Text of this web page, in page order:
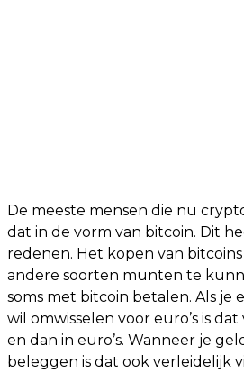
De meeste mensen die nu
dat in de vorm van bitcoin. Dit
redenen. Het kopen van
andere soorten munten te
soms met bitcoin betalen. Als je
wil omwisselen voor euro’s is
en dan in euro’s. Wanneer je
beleggen is dat ook verleidelijk